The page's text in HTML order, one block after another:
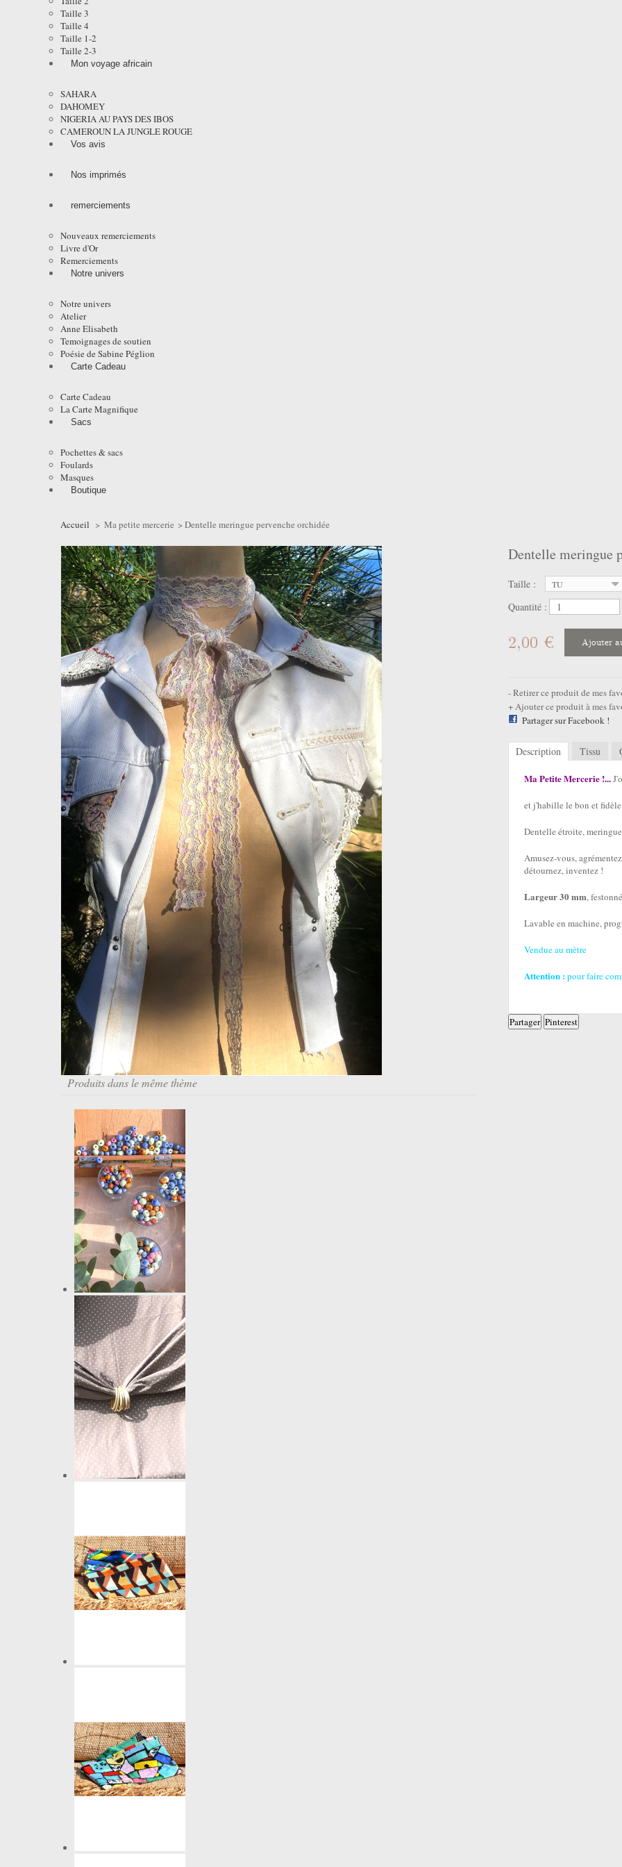
Taille 3
Taille 4
Taille 1-2
Taille 2-3
Mon voyage africain
SAHARA
DAHOMEY
NIGERIA AU PAYS DES IBOS
CAMEROUN LA JUNGLE ROUGE
Vos avis
Nos imprimés
remerciements
Nouveaux remerciements
Livre d'Or
Remerciements
Notre univers
Notre univers
Atelier
Anne Elisabeth
Temoignages de soutien
Poésie de Sabine Péglion
Carte Cadeau
Carte Cadeau
La Carte Magnifique
Sacs
Pochettes & sacs
Foulards
Masques
Boutique
Accueil > Ma petite mercerie > Dentelle meringue pervenche orchidée
Produits dans le même thème
Dentelle meringue
Taille : TU
Quantité :
2,00 € Ajouter
Retirer ce produit de mes
Ajouter ce produit à mes
Partager sur Facebook !
Description Tissu
Ma Petite Mercerie !...
et j'habille le bon et
Dentelle étroite,
Amusez-vous,
détournez, inventez !
Largeur 30 mm,
Lavable en machine,
Vendue au mètre
Attention :pour faire
Partager Pinterest